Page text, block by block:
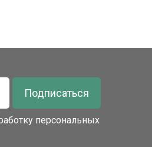
Подписаться
персональных